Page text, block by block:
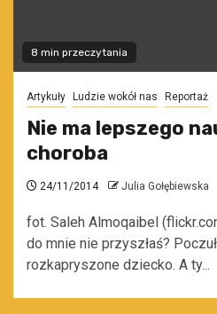
8 min przeczytania
Artykuły Ludzie wokół nas Reportaż
Nie ma lepszego
choroba
24/11/2014 Julia Gołębiewska
fot. Saleh Almoqaibel
do mnie nie przyszłaś?
rozkapryszone dziecko. A ty...